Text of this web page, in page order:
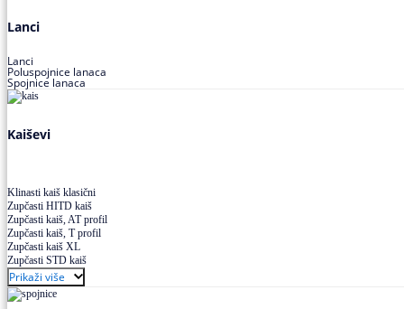
Lanci
Lanci
Poluspojnice lanaca
Spojnice lanaca
Kaiševi
Klinasti kaiš klasični
Zupčasti HITD kaiš
Zupčasti kaiš, AT profil
Zupčasti kaiš, T profil
Zupčasti kaiš XL
Zupčasti STD kaiš
Uskoprofilno klinasto remenje
Uskoprofilno klinasto remenje spojeno
Uskoprofilno klinasto remenje XP extra power
Prikaži više